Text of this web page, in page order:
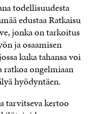
todellisuudesta
edustaa Ratkaisu
jonka on tarkoitus
ja osaamisen
kuka tahansa voi
ratkoa ongelmiaan
hyödyntäen.
tarvitseva kertoo